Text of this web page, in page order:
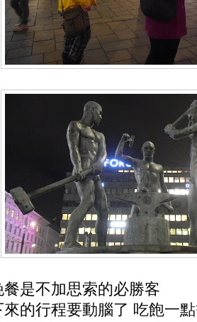
是不加思索的必勝客
來的行程要動腦了 吃飽一